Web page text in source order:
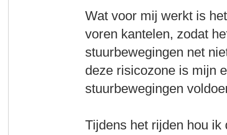
Wat voor mij werkt is
voren kantelen, zodat
stuurbewegingen net
deze risicozone is mijn
stuurbewegingen
Tijdens het rijden hou